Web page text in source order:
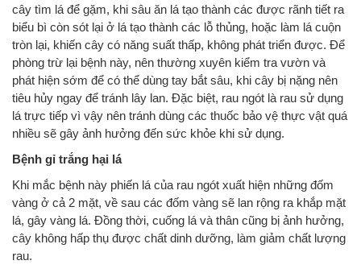
cây tìm lá để gặm, khi sâu ăn lá tạo thành các được rãnh tiết ra
biểu bì còn sót lại ở lá tạo thành các lỗ thủng, hoặc làm lá cuộn
tròn lại, khiến cây có năng suất thấp, không phát triển được. Để
phòng trừ lại bệnh này, nên thường xuyên kiểm tra vườn và
phát hiện sớm để có thể dùng tay bắt sâu, khi cây bị nặng nên
tiêu hủy ngay để tránh lây lan. Đặc biệt, rau ngót là rau sử dụng
lá trực tiếp vì vậy nên tránh dùng các thuốc bảo vệ thực vật quá
nhiều sẽ gây ảnh hưởng đến sức khỏe khi sử dụng.
Bệnh gỉ trắng hại lá
Khi mắc bệnh này phiến lá của rau ngót xuất hiện những đốm
vàng ở cả 2 mặt, về sau các đốm vàng sẽ lan rộng ra khắp mặt
lá, gây vàng lá. Đồng thời, cuống lá và thân cũng bị ảnh hưởng,
cây không hấp thụ được chất dinh dưỡng, làm giảm chất lượng
rau.